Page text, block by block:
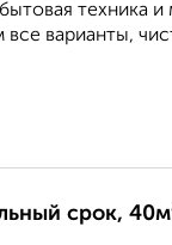
техника и
варианты,
срок,